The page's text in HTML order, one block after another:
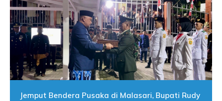
Jemput Bendera Pusaka di Malasari, Bupati Rudy